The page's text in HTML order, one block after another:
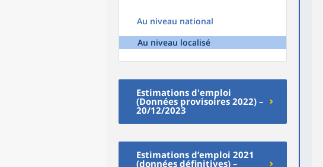
Au niveau national
Au niveau localisé
Estimations d'emploi
(Données provisoires 2022) –
20/12/2023
Estimations d’emploi 2021
(données définitives) –